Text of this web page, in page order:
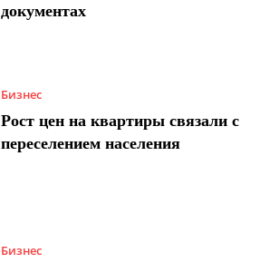
документах
Бизнес
Рост цен на квартиры связали с
переселением населения
Бизнес